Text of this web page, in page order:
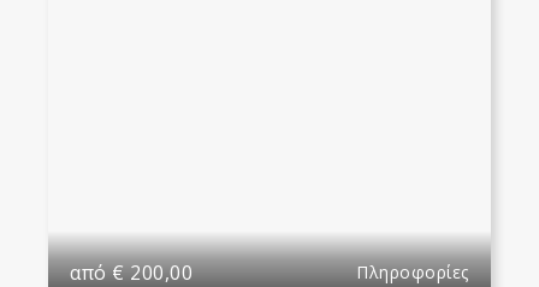
από € 200,00 Πληροφορίες